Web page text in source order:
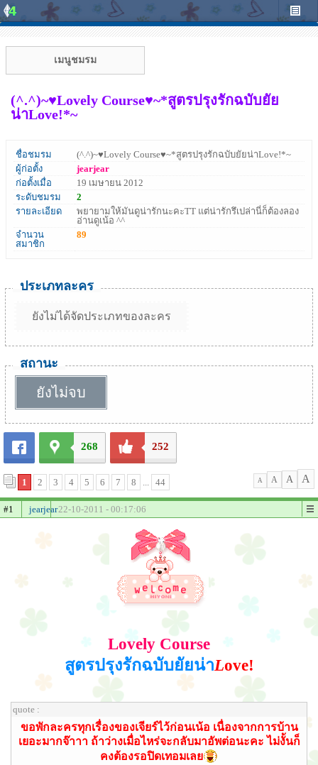
เมนูชมรม
(^.^)~♥Lovely Course♥~*สูตรปรุงรักฉบับยัย
น่าLove!*~
ชื่อชมรม
(^.^)~♥Lovely Course♥~*สูตรปรุงรักฉบับยัยน่าLove!*~
ผู้ก่อตั้ง
jearjear
ก่อตั้งเมื่อ
19 เมษายน 2012
ระดับชมรม
2
รายละเอียด
พยายามให้มันดูน่ารักนะคะTT แต่น่ารักรึเปล่านี่ก็ต้องลอง
อ่านดูเน้อ ^^
จำนวน
สมาชิก
89
ประเภทละคร
ยังไม่ได้จัดประเภทของละคร
สถานะ
ยังไม่จบ
268 252
1 2 3 4 5 6 7 8 ... 44 A A A A
#1 jearjear22-10-2011 - 00:17:06
Lovely Course
สูตรปรุงรักฉบับยัยน่าLove!
quote :
ขอพักละครทุกเรื่องของเจียร์ไว้ก่อนเน้อ เนื่องจากการบ้าน
เยอะมากจ๊าาา ถ้าว่างเมื่อไหร่จะกลับมาอัพต่อนะคะ ไม่งั้นก็
คงต้องรอปิดเทอมเลย